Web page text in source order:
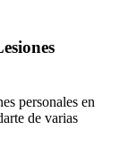
personales en
de varias